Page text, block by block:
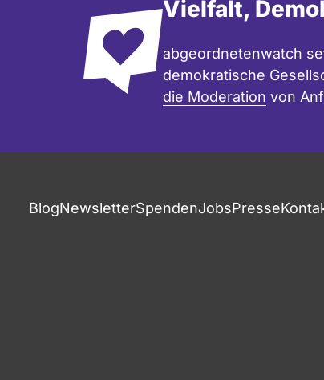
Vielfalt,
abgeordnetenwatch
demokratische
die Moderation von
BlogNewsletterSpendenJobsPresse